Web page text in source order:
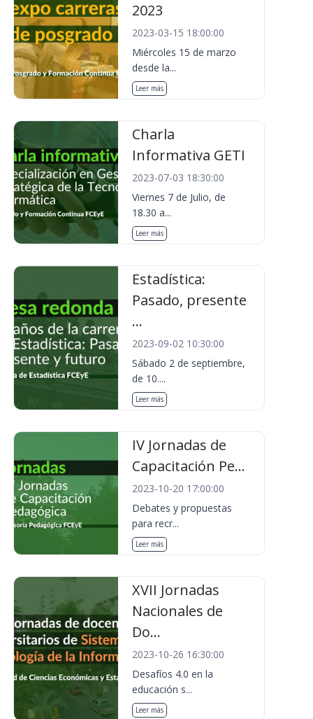
2023
2023-03-15 18:00:00
Miércoles 15 de marzo
desde la...
Leer más
Charla
Informativa GETI
2023-07-03 18:30:00
Viernes 7 de Julio, de
18.30 a...
Leer más
Estadística:
Pasado, presente
...
2023-09-02 10:30:00
Sábado 2 de septiembre,
de 10....
Leer más
IV Jornadas de
Capacitación Pe...
2023-10-20 17:00:00
Debates y propuestas
para recr...
Leer más
XVII Jornadas
Nacionales de
Do...
2023-10-26 16:30:00
Desafíos 4.0 en la
educación s...
Leer más